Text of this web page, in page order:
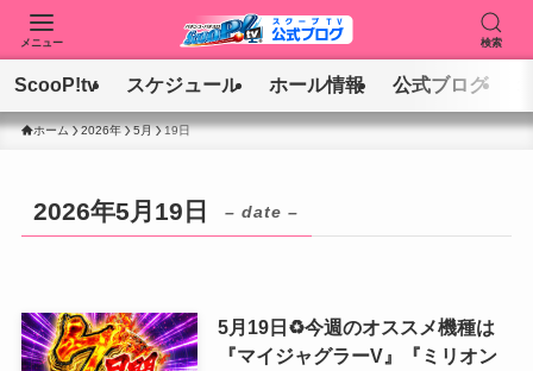
検索
メニュー
ScooP!tv スケジュール ホール情報 公式ブログ
ホーム 2026年 5月 19日
2026年5月19日 – date –
5月19日♻️今週のオススメ機種は
『マイジャグラーV』『ミリオン